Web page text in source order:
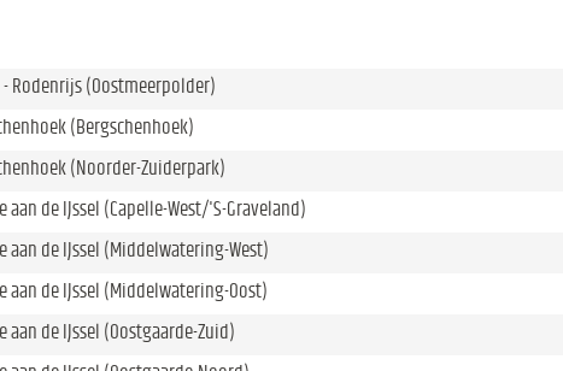
- Rodenrijs (Oostmeerpolder)
(Bergschenhoek)
(Noorder-Zuiderpark)
aan de IJssel (Capelle-West/'S-Graveland)
aan de IJssel (Middelwatering-West)
aan de IJssel (Middelwatering-Oost)
aan de IJssel (Oostgaarde-Zuid)